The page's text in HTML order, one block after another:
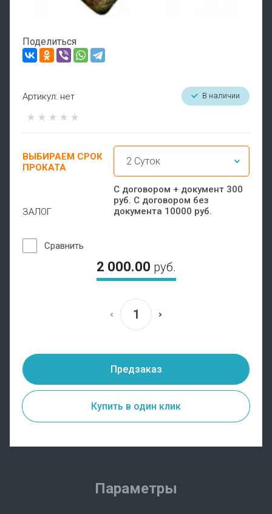
Поделиться
Артикул: нет В наличии
2 000.00 руб.
Предзаказ
Купить в один клик
ВЫБИРАЕМ СРОК
ПРОКАТА
ЗАЛОГ
С договором + документ 300
руб. С договором без
документа 10000 руб.
Сравнить
Параметры